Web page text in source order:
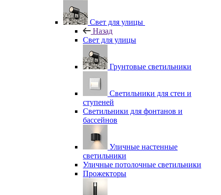
Свет для улицы
Назад
Свет для улицы
Грунтовые светильники
Светильники для стен и
ступеней
Светильники для фонтанов и
бассейнов
Уличные настенные
светильники
Уличные потолочные светильники
Прожекторы